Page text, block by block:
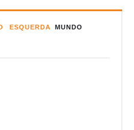
ESQUERDA MUNDO